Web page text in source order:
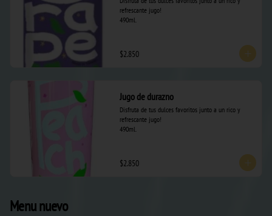
refrescante jugo!
490ml.
$2.850
Jugo de durazno
Disfruta de tus dulces favoritos junto a un rico y
refrescante jugo!
490ml.
$2.850
Menu nuevo